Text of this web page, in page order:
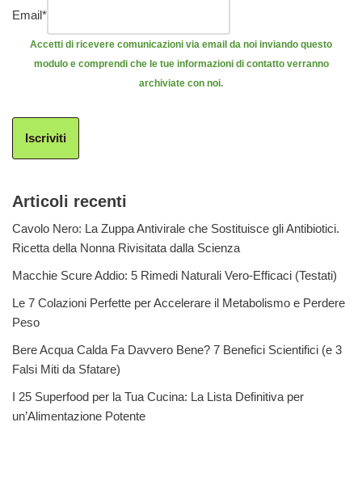
Email*
Accetti di ricevere comunicazioni via email da noi inviando questo
modulo e comprendi che le tue informazioni di contatto verranno
archiviate con noi.
Iscriviti
Articoli recenti
Cavolo Nero: La Zuppa Antivirale che Sostituisce gli Antibiotici.
Ricetta della Nonna Rivisitata dalla Scienza
Macchie Scure Addio: 5 Rimedi Naturali Vero-Efficaci (Testati)
Le 7 Colazioni Perfette per Accelerare il Metabolismo e Perdere
Peso
Bere Acqua Calda Fa Davvero Bene? 7 Benefici Scientifici (e 3
Falsi Miti da Sfatare)
I 25 Superfood per la Tua Cucina: La Lista Definitiva per
un’Alimentazione Potente